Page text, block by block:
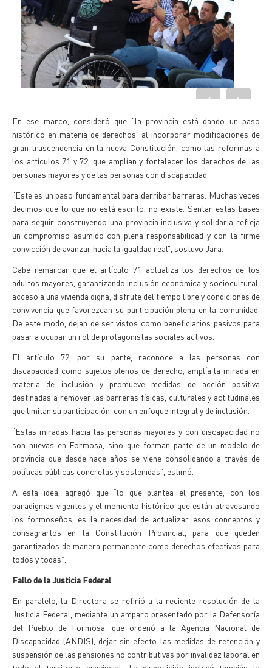
En ese marco, consideró que “la provincia está dando un paso
histórico en materia de derechos” al incorporar modificaciones de
gran trascendencia en la nueva Constitución, como las reformas a
los artículos 71 y 72, que amplían y fortalecen los derechos de las
personas mayores y de las personas con discapacidad.
“Este es un paso fundamental para derribar barreras. Muchas veces
decimos que lo que no está escrito, no existe. Sentar estas bases
para seguir construyendo una provincia inclusiva y solidaria refleja
un compromiso asumido con plena responsabilidad y con la firme
convicción de avanzar hacia la igualdad real”, sostuvo Jara.
Cabe remarcar que el artículo 71 actualiza los derechos de los
adultos mayores, garantizando inclusión económica y sociocultural,
acceso a una vivienda digna, disfrute del tiempo libre y condiciones de
convivencia que favorezcan su participación plena en la comunidad.
De este modo, dejan de ser vistos como beneficiarios pasivos para
pasar a ocupar un rol de protagonistas sociales activos.
El artículo 72, por su parte, reconoce a las personas con
discapacidad como sujetos plenos de derecho, amplía la mirada en
materia de inclusión y promueve medidas de acción positiva
destinadas a remover las barreras físicas, culturales y actitudinales
que limitan su participación, con un enfoque integral y de inclusión.
“Estas miradas hacia las personas mayores y con discapacidad no
son nuevas en Formosa, sino que forman parte de un modelo de
provincia que desde hace años se viene consolidando a través de
políticas públicas concretas y sostenidas”, estimó.
A esta idea, agregó que “lo que plantea el presente, con los
paradigmas vigentes y el momento histórico que están atravesando
los formoseños, es la necesidad de actualizar esos conceptos y
consagrarlos en la Constitución Provincial, para que queden
garantizados de manera permanente como derechos efectivos para
todos y todas”.
Fallo de la Justicia Federal
En paralelo, la Directora se refirió a la reciente resolución de la
Justicia Federal, mediante un amparo presentado por la Defensoría
del Pueblo de Formosa, que ordenó a la Agencia Nacional de
Discapacidad (ANDIS), dejar sin efecto las medidas de retención y
suspensión de las pensiones no contributivas por invalidez laboral en